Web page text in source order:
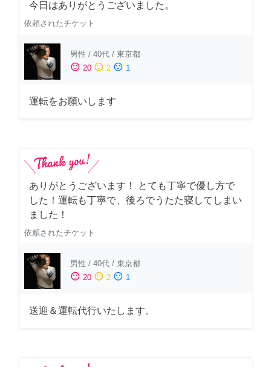
今日はありがとうございました。
依頼されたチケット
男性 / 40代 / 東京都
sentiment_satisfied 20 sentiment_neutral 2 sentiment_dissatisfied 1
運転をお願いします
ありがとうございます！ とても丁寧で優し方で
した！運転も丁寧で、後ろでうたた寝してしまい
ました！
依頼されたチケット
男性 / 40代 / 東京都
sentiment_satisfied 20 sentiment_neutral 2 sentiment_dissatisfied 1
送迎＆運転代行いたします。